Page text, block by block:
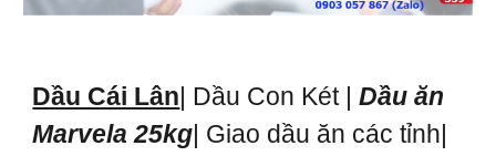
Dầu Cái Lân| Dầu Con Két |Dầu ăn
Marvela 25kg| Giao dầu ăn các tỉnh|